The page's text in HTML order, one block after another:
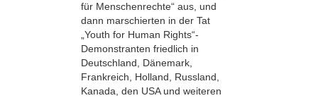
für Menschenrechte“ aus, und
dann marschierten in der Tat
„Youth for Human Rights“-
Demonstranten friedlich in
Deutschland, Dänemark,
Frankreich, Holland, Russland,
Kanada, den USA und weiteren